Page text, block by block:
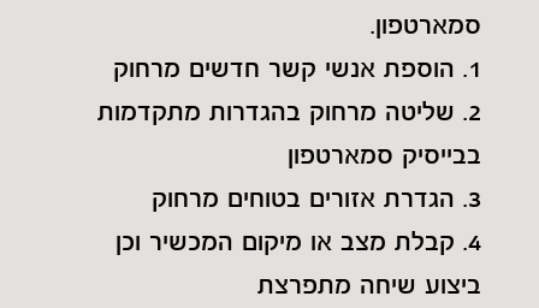
סמארטפון.
1. הוספת אנשי קשר חדשים מרחוק
2. שליטה מרחוק בהגדרות מתקדמות
בבייסיק סמארטפון
3. הגדרת אזורים בטוחים מרחוק
4. קבלת מצב או מיקום המכשיר וכן
ביצוע שיחה מתפרצת